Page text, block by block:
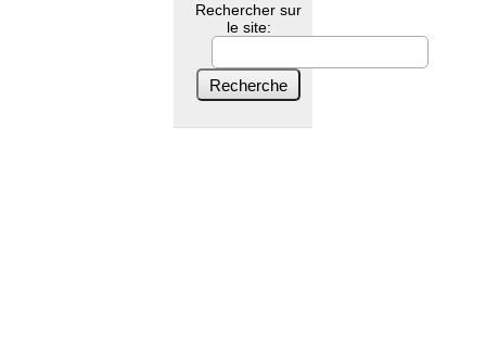
Rechercher sur
le site: